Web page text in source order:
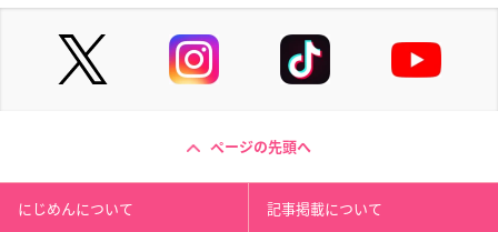
ページの先頭へ
にじめんについて 記事掲載について